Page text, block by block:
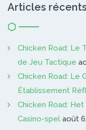
Articles
Chicken Road: Le
de Jeu Tactique
Chicken Road: Le
Établissement
Chicken Road:
Casino-spel août